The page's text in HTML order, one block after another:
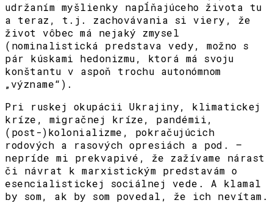
udržaním myšlienky napĺňajúceho života tu
a teraz, t.j. zachovávania si viery, že
život vôbec má nejaký zmysel
(nominalistická predstava vedy, možno s
pár kúskami hedonizmu, ktorá má svoju
konštantu v aspoň trochu autonómnom
„význame“).
Pri ruskej okupácii Ukrajiny, klimatickej
kríze, migračnej kríze, pandémii,
(post-)kolonializme, pokračujúcich
rodových a rasových opresiách a pod. –
nepríde mi prekvapivé, že zažívame nárast
či návrat k marxistickým predstavám o
esencialistickej sociálnej vede. A klamal
by som, ak by som povedal, že ich nevítam.